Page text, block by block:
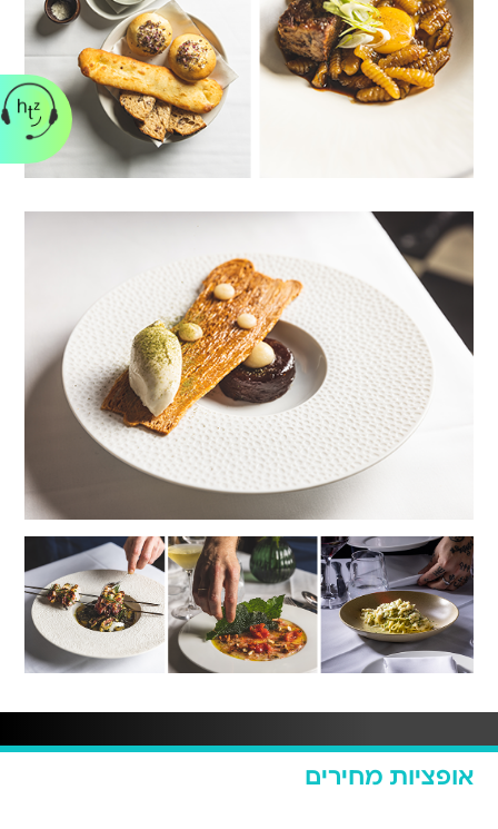
אופציות מחירים